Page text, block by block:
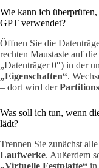
Wie kann ich
GPT verwendet?
Öffnen Sie die
rechten Maustaste auf die
„Datenträger 0″) in der
„Eigenschaften“.
– dort wird der
Was soll ich tun, wenn
lädt?
Trennen Sie zunächst alle
Laufwerke. Außerdem
„Virtuelle Festplatte“ in